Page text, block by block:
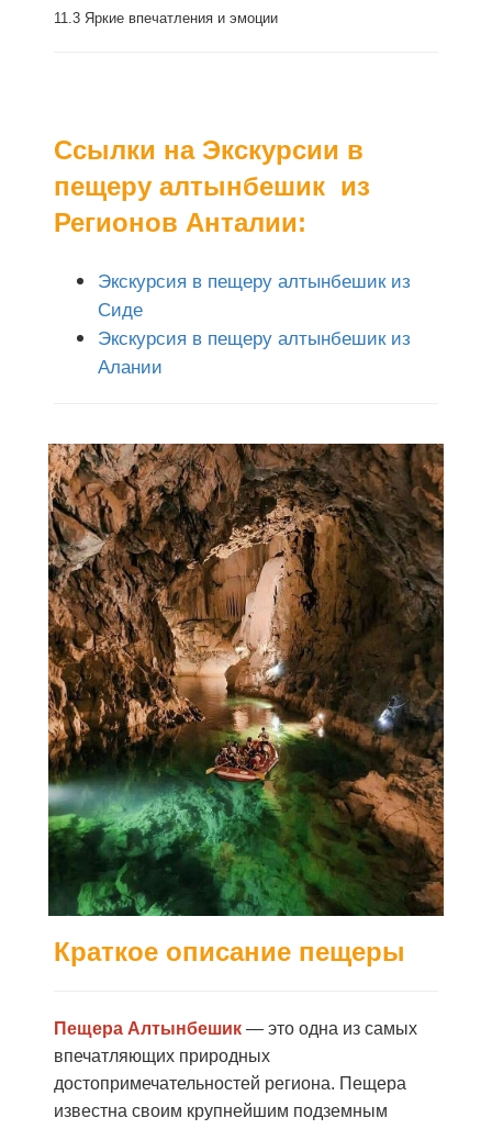
Ссылки на Экскурсии в
пещеру алтынбешик из
Регионов Анталии:
Экскурсия в пещеру алтынбешик из
Сиде
Экскурсия в пещеру алтынбешик из
Алании
11.3 Яркие впечатления и эмоции
Краткое описание пещеры
Пещера Алтынбешик — это одна из самых
впечатляющих природных
достопримечательностей региона. Пещера
известна своим крупнейшим подземным